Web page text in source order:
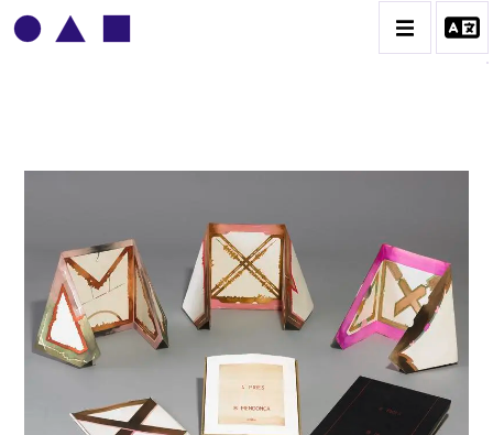
BIOGRAPHIE
CATALOGUE DES OEUVRES
CONTACT